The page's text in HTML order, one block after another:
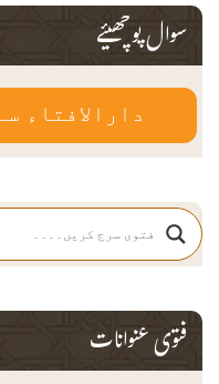
سوال پوچھیئے
دارالافتاء
فتوی عنوانات